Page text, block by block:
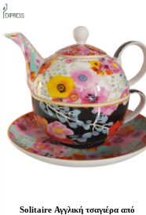
Solitaire Αγγλική τσαγιέρα από